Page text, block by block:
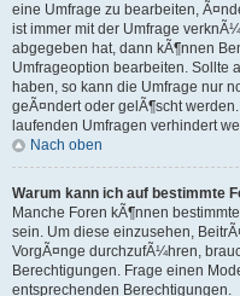
eine Umfrage zu bearbeiten,
ist immer mit der Umfrage
abgegeben hat, dann kÃ¶nnen
Umfrageoption bearbeiten. Sollte
haben, so kann die Umfrage nur
geÃ¤ndert oder gelÃ¶scht
laufenden Umfragen verhindert
Nach oben
Warum kann ich auf bestimmte
Manche Foren kÃ¶nnen
sein. Um diese einzusehen,
VorgÃ¤nge durchzufÃ¼hren,
Berechtigungen. Frage einen
entsprechenden Berechtigungen.